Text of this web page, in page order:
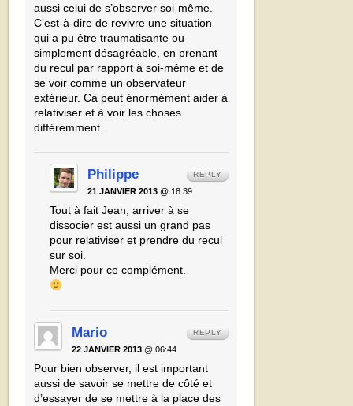
aussi celui de s’observer soi-même.
C’est-à-dire de revivre une situation
qui a pu être traumatisante ou
simplement désagréable, en prenant
du recul par rapport à soi-même et de
se voir comme un observateur
extérieur. Ca peut énormément aider à
relativiser et à voir les choses
différemment.
Philippe
21 JANVIER 2013 @ 18:39
Tout à fait Jean, arriver à se
dissocier est aussi un grand pas
pour relativiser et prendre du recul
sur soi.
Merci pour ce complément.
REPLY
Mario
22 JANVIER 2013 @ 06:44
Pour bien observer, il est important
aussi de savoir se mettre de côté et
d’essayer de se mettre à la place des
REPLY